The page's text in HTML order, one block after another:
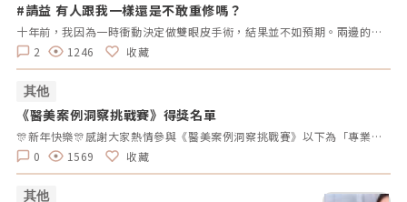
#請益 有人跟我一樣還是不敢重修嗎？
十年前，我因為一時衝動決定做雙眼皮手術，結果並不如預期。兩邊的效果不對稱，一邊提了眼肌，一邊沒有。當時醫生說割寬一點會比較好看，但十年過去了，腫脹雖然消了，可是眼皮開始下垂，又讓我動了重修的念頭。但每次想到重修的風險、可能的失敗，以及花費，我就遲遲不敢行動。尤其看到一些人分享重修失敗的經驗，真的讓人害怕。現在的我，既想改善，又擔心失敗後會更加自卑。我很好奇，有沒有其他人也曾經面臨過類似的困擾？是什麼讓你們猶豫不決？是風險、費用，還是其他原因？這樣的修改方式更為自然，邀請大家分享自己的經歷和想法，而不是直接要求他們回答特定的問題。這樣可以讓討論更為自由和友好。
2
1246 收藏
其他
《醫美案例洞察挑戰賽》得獎名單
🎊新年快樂🎊感謝大家熱情參與《醫美案例洞察挑戰賽》以下為「專業評論獎得獎名單」、「活躍參與獎得獎者」及 「推薦好友獲獎者」！獎項將於 02/10（一）前陸續發放，請得獎者耐心等待小編通知💌還沒加入醫美圈圈官方LINE的朋友，記得趕快加入哦💖「點我加入醫美圈圈官方LINE」📢未來我們將舉辦更多有趣的活動，請持續關注，和我們一起探索醫美新知，解鎖更多驚喜獎勵✨ 專業評論獎《7-11購物金50元》 第一週得獎者 第二週得獎者 第三週得獎者 第四週得獎者 五 Timmy Cai 仁者 秦先生 Alita patty Er Yu 昱慧 Jenny T 仁者 秦先生 Er Yu Er Yu Er Yu Jenny T 仁者 仁者 秦先生 Alita Alita 秦先生 fff 小玲 Benson fff Lynnn Iris H MK 五 Jenny T fff 軒軒 軒軒 Chaowei Lynnn Jenny T Lynnn Alita Kimiko 活躍參與獎得獎者《7-11購物金100元》 仁者 Er Yu 秦先生 Alita 小玲 Jenny T Lynnn fff 推薦好友得獎者 獲得獎勵 仁者 LINE Points 10 點數 軒軒 LINE Points 5 點數 Chaowei LINE Points 10 點數
0
1569 收藏
其他